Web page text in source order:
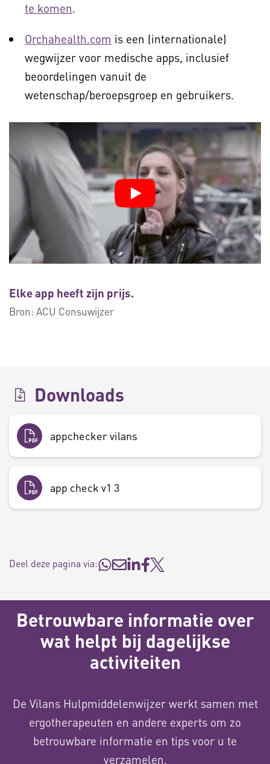
te komen.
Orchahealth.com is een (internationale)
wegwijzer voor medische apps, inclusief
beoordelingen vanuit de
wetenschap/beroepsgroep en gebruikers.
Elke app heeft zijn prijs.
Bron: ACU Consuwijzer
Downloads
appchecker vilans
app check v1 3
Deel deze pagina via:
Betrouwbare informatie over
wat helpt bij dagelijkse
activiteiten
De Vilans Hulpmiddelenwijzer werkt samen met
ergotherapeuten en andere experts om zo
betrouwbare informatie en tips voor u te
verzamelen.